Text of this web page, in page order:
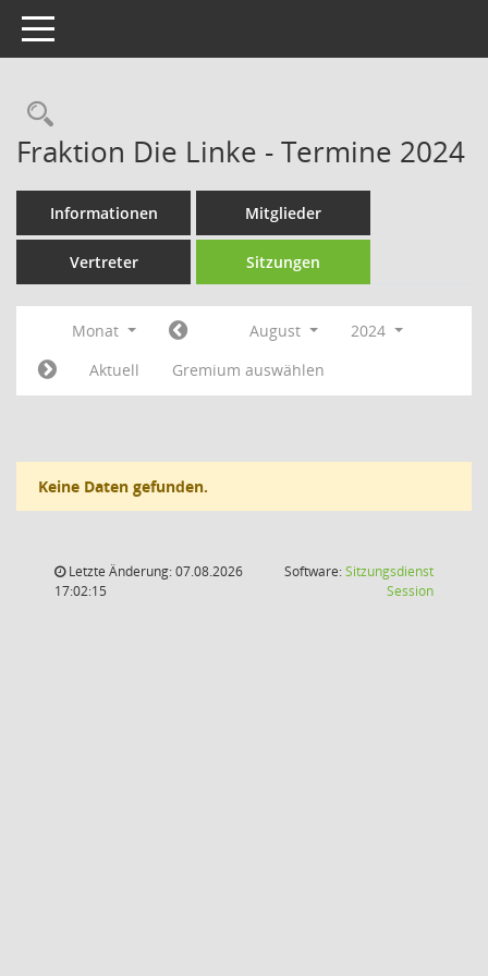
Toggle navigation
Rechercheauswahl
Fraktion Die Linke - Termine 2024
Informationen Mitglieder
Vertreter Sitzungen
Monat August
2024
Aktuell
Gremium auswählen
Keine Daten gefunden.
Letzte Änderung: 07.08.2026
17:02:15
Software:Sitzungsdienst
Session(Wird in